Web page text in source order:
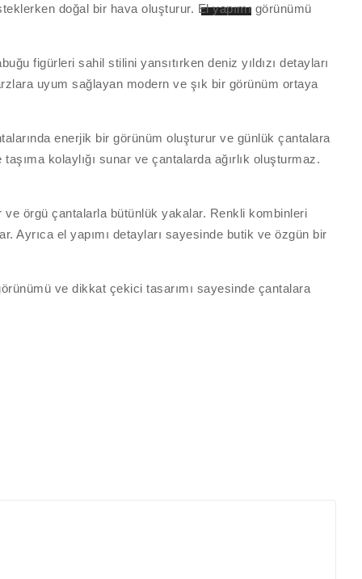
doğal bir hava oluşturur. El yapımı görünümü
figürleri sahil stilini yansıtırken deniz yıldızı detayları
uyum sağlayan modern ve şık bir görünüm ortaya
enerjik bir görünüm oluşturur ve günlük çantalara
kolaylığı sunar ve çantalarda ağırlık oluşturmaz.
örgü çantalarla bütünlük yakalar. Renkli kombinleri
Ayrıca el yapımı detayları sayesinde butik ve özgün bir
ve dikkat çekici tasarımı sayesinde çantalara